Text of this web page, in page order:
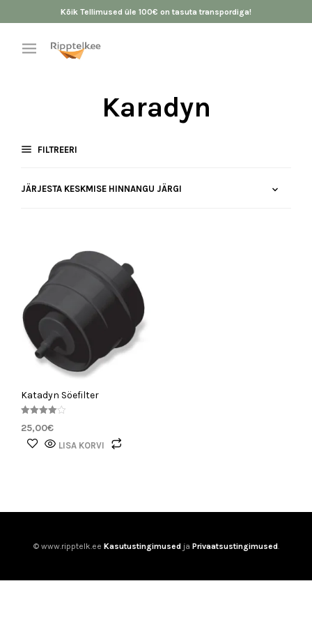
Kõik Tellimused üle 100€ on tasuta transpordiga!
Karadyn
FILTREERI
Katadyn Söefilter
ga
4.00
/ 5
25,00€
LISA KORVI
© www.ripptelk.ee Kasutustingimusedja Privaatsustingimused.